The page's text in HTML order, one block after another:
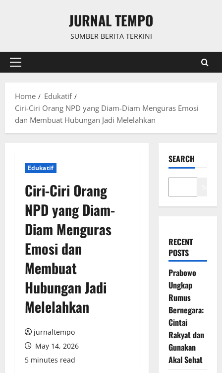
JURNAL TEMPO
SUMBER BERITA TERKINI
Primary
Home
Edukatif
Ciri-Ciri Orang NPD yang Diam-Diam Menguras Emosi
dan Membuat Hubungan Jadi Melelahkan
Edukatif
Ciri-Ciri Orang
NPD yang Diam-
Diam Menguras
Emosi dan
Membuat
Hubungan Jadi
Melelahkan
jurnaltempo
May 14, 2026
5 minutes read
SEARCH
RECENT
POSTS
Prabowo
Ungkap
Rumus
Bernegara:
Cintai
Rakyat dan
Gunakan
Akal Sehat